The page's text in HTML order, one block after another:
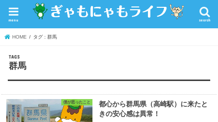
search
menu
HOME タグ : 群馬
群馬
僕が思ったこと
都心から群馬県（高崎駅）に来たと
きの安心感は異常！